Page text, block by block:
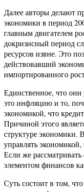
Далее авторы делают
экономики в период
главным двигателем
докризисный период
ресур­сов извне. Это
действовавший
импортированного
Единственное, что
это инфляцию и то,
экономикой, что
Причиной этого
структуре экономики.
управлять
Если же
элементом финансов
Суть состоит в том,